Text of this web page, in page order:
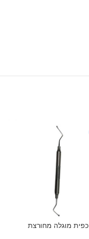
כפית מוגלה מחורצת